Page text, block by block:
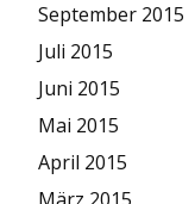
September 2015
Juli 2015
Juni 2015
Mai 2015
April 2015